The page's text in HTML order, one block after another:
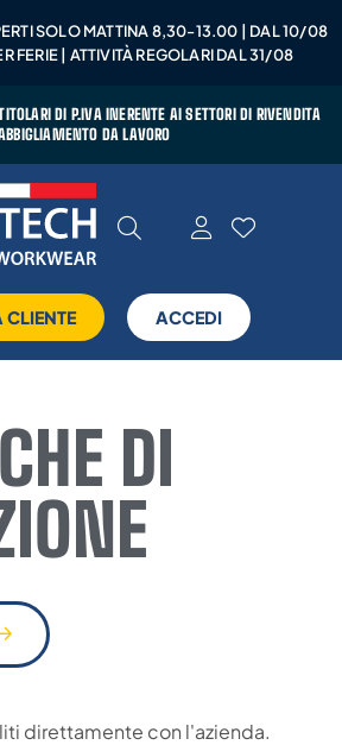
SOLO MATTINA 8,30-13.00 | DAL 10/08
FERIE | ATTIVITÀ REGOLARI DAL 31/08
DI P.IVA INERENTE AI SETTORI DI RIVENDITA
DA LAVORO
CLIENTE ACCEDI
DI
direttamente con l'azienda.